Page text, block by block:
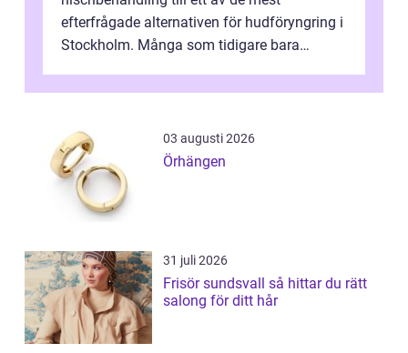
efterfrågade alternativen för hudföryngring i
Stockholm. Många som tidigare bara
03 augusti 2026
Örhängen
31 juli 2026
Frisör sundsvall så hittar du rätt
salong för ditt hår